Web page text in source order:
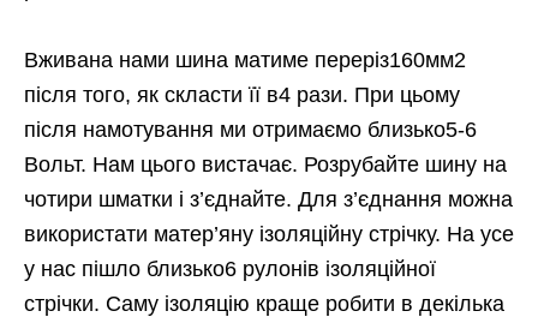
Вживана нами шина матиме переріз160мм2
після того, як скласти її в4 рази. При цьому
після намотування ми отримаємо близько5-6
Вольт. Нам цього вистачає. Розрубайте шину на
чотири шматки і з’єднайте. Для з’єднання можна
використати матер’яну ізоляційну стрічку. На усе
у нас пішло близько6 рулонів ізоляційної
стрічки. Саму ізоляцію краще робити в декілька